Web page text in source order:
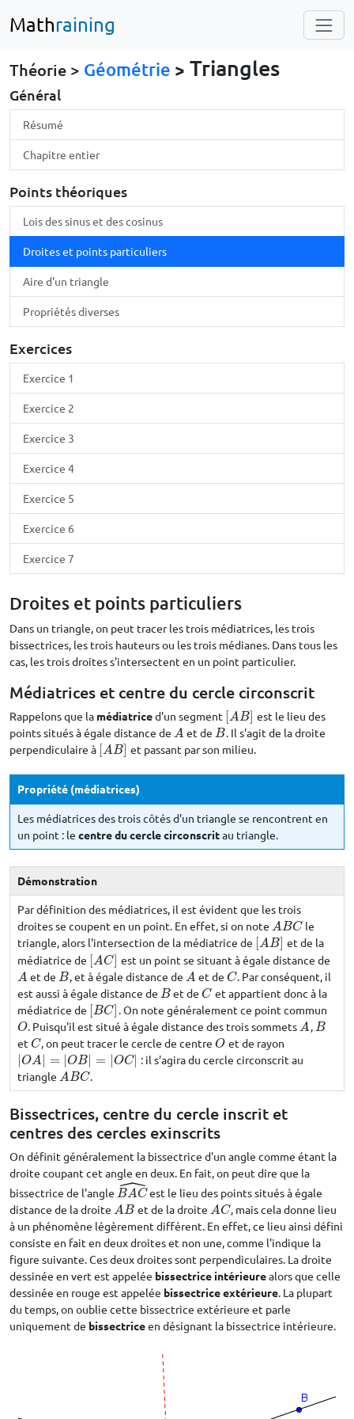
Mathraining
Théorie > Géométrie > Triangles
Général
Résumé
Chapitre entier
Points théoriques
Lois des sinus et des cosinus
Droites et points particuliers
Aire d'un triangle
Propriétés diverses
Exercices
Exercice 1
Exercice 2
Exercice 3
Exercice 4
Exercice 5
Exercice 6
Exercice 7
Droites et points particuliers
Dans un triangle, on peut tracer les trois médiatrices, les trois
bissectrices, les trois hauteurs ou les trois médianes. Dans tous les
cas, les trois droites s'intersectent en un point particulier.
Médiatrices et centre du cercle circonscrit
Rappelons que la médiatriced'un segment AB
AB]
est le lieu des
points situés à égale distance de A
A et de B
B . Il s'agit de la droite
perpendiculaire à AB
AB] et passant par son milieu.
Propriété (médiatrices)
Les médiatrices des trois côtés d'un triangle se rencontrent en
un point : le centre du cercle circonscritau triangle.
Démonstration
Par définition des médiatrices, il est évident que les trois
droites se coupent en un point. En effet, si on note ABC
ABC
le
triangle, alors l'intersection de la médiatrice de AB
AB]
et de la
médiatrice de [AC]
AC] est un point se situant à égale distance de
A
A et de B
B , et à égale distance de A
A et deC
C . Par conséquent, il
est aussi à égale distance de B
B et deC
C et appartient donc à la
médiatrice de [BC]
BC] . On note généralement ce point commun
O
O. Puisqu'il est situé à égale distance des trois sommets A
A ,B
B
et C
C , on peut tracer le cercle de centreO
O et de rayon
|OA| = |OB| = |OC|
OA|= OB |=|OC
: il s'agira du cercle circonscrit au
triangle ABC
ABC .
Bissectrices, centre du cercle inscrit et
centres des cercles exinscrits
On définit généralement la bissectrice d'un angle comme étant la
droite coupant cet angle en deux. En fait, on peut dire que la
bissectrice de l'angle BAC
ˆ
BAC^est le lieu des points situés à égale
distance de la droite AB
AB et de la droite AC
AC , mais cela donne lieu
à un phénomène légèrement différent. En effet, ce lieu ainsi défini
consiste en fait en deux droites et non une, comme l'indique la
figure suivante. Ces deux droites sont perpendiculaires. La droite
dessinée en vert est appelée bissectrice intérieurealors que celle
dessinée en rouge est appelée bissectrice extérieure. La plupart
du temps, on oublie cette bissectrice extérieure et parle
uniquement de bissectriceen désignant la bissectrice intérieure.